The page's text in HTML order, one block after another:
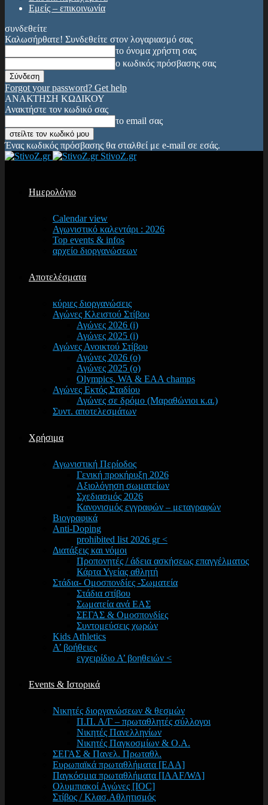
Εμείς – επικοινωνία
συνδεθείτε
Καλωσήρθατε! Συνδεθείτε στον λογαριασμό σας
το όνομα χρήστη σας
ο κωδικός πρόσβασης σας
Forgot your password? Get help
ΑΝΑΚΤΗΣΗ ΚΩΔΙΚΟΥ
Ανακτήστε τον κωδικό σας
το email σας
Ένας κωδικός πρόσβασης θα σταλθεί με e-mail σε εσάς.
StivoZ.gr
Ημερολόγιο
Calendar view
Αγωνιστικό καλεντάρι : 2026
Top events & infos
αρχείο διοργανώσεων
Αποτελέσματα
κύριες διοργανώσεις
Αγώνες Κλειστού Στίβου
Αγώνες 2026 (i)
Αγώνες 2025 (i)
Αγώνες Ανοικτού Στίβου
Αγώνες 2026 (o)
Αγώνες 2025 (o)
Olympics, WA & EAA champs
Αγώνες Εκτός Σταδίου
Αγώνες σε δρόμο (Μαραθώνιοι κ.α.)
Συντ. αποτελεσμάτων
Χρήσιμα
Αγωνιστική Περίοδος
Γενική προκήρυξη 2026
Αξιολόγηση σωματείων
Σχεδιασμός 2026
Κανονισμός εγγραφών – μεταγραφών
Βιογραφικά
Anti-Doping
prohibited list 2026 gr <
Διατάξεις και νόμοι
Προπονητές / άδεια ασκήσεως επαγγέλματος
Κάρτα Υγείας αθλητή
Στάδια- Ομοσπονδίες -Σωματεία
Στάδια στίβου
Σωματεία ανά ΕΑΣ
ΣΕΓΑΣ & Ομοσπονδίες
Συντομεύσεις χωρών
Kids Athletics
Α’ βοήθειες
εγχειρίδιο Α’ βοηθειών <
Events & Ιστορικά
Νικητές διοργανώσεων & θεσμών
Π.Π. Α/Γ – πρωταθλητές σύλλογοι
Νικητές Πανελληνίων
Νικητές Παγκοσμίων & Ο.Α.
ΣΕΓΑΣ & Πανελ. Πρωταθλ.
Ευρωπαϊκά πρωταθλήματα [EAA]
Παγκόσμια πρωταθλήματα [IAAF/WA]
Ολυμπιακοί Αγώνες [IOC]
Στίβος / Κλασ.Αθλητισμός